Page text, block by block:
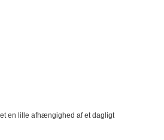
en lille afhængighed af et dagligt